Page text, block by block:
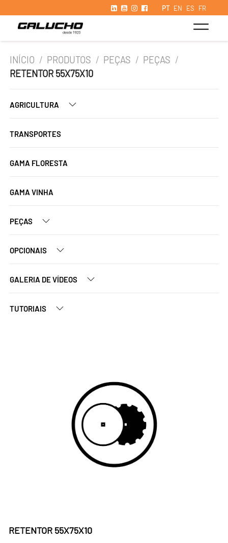
PT EN ES FR
INÍCIO / PRODUTOS / PEÇAS / PEÇAS /
RETENTOR 55X75X10
AGRICULTURA
TRANSPORTES
GAMA FLORESTA
GAMA VINHA
PEÇAS
OPCIONAIS
GALERIA DE VÍDEOS
TUTORIAIS
RETENTOR 55X75X10